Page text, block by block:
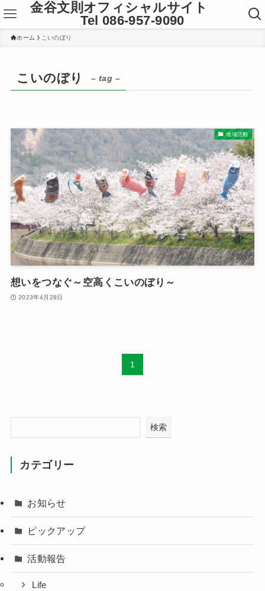
金谷文則オフィシャルサイト
Tel 086-957-9090
ホーム こいのぼり
こいのぼり – tag –
地域活動
想いをつなぐ～空高くこいのぼり～
2023年4月28日
1
検索
カテゴリー
お知らせ
ピックアップ
活動報告
Life